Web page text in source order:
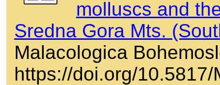
molluscs and
Sredna Gora Mts.
Malacologica
https://doi.org/